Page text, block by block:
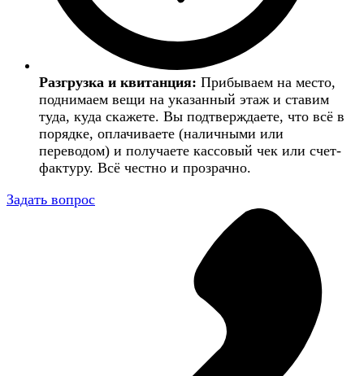
Разгрузка и квитанция: Прибываем на место,
поднимаем вещи на указанный этаж и ставим
туда, куда скажете. Вы подтверждаете, что всё в
порядке, оплачиваете (наличными или
переводом) и получаете кассовый чек или счет-
фактуру. Всё честно и прозрачно.
Задать вопрос